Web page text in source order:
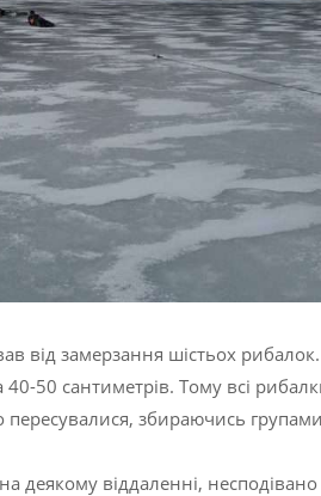
від замерзання шістьох
50 сантиметрів. Тому всі
пересувалися, збираючись
деякому віддаленні,